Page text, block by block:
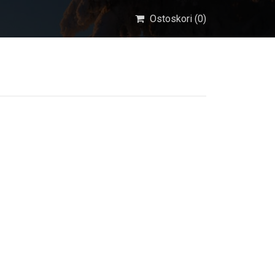
Ostoskori (0)